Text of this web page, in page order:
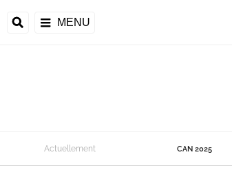
MENU
de la CAF
Actuellement CAN 2025